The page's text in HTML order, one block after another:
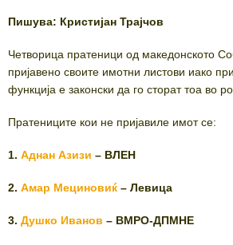
Пишува: Кристијан Трајчов
Четворица пратеници од македонското
пријавено своите имотни листови иако
функција е законски да го сторат тоа во
Пратениците кои не пријавиле имот се:
1. Аднан Азизи – ВЛЕН
2. Амар Мециновиќ – Левица
3. Душко Иванов – ВМРО-ДПМНЕ